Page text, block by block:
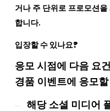
거나 주 단위로 프로모션
합니다.
입장할 수 있나요?
응모 시점에 다음 요
경품 이벤트에 응모
–
해당 소셜 미디어